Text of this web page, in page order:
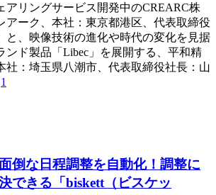
アリングサービス開発中のCREARC株
アーク、本社：東京都港区、代表取締役
と、映像技術の進化や時代の変化を見据
ンド製品「Libec」を展開する、平和精
社：埼玉県八潮市、代表取締役社長：山
1
倒な日程調整を自動化！調整に
できる「biskett（ビスケッ